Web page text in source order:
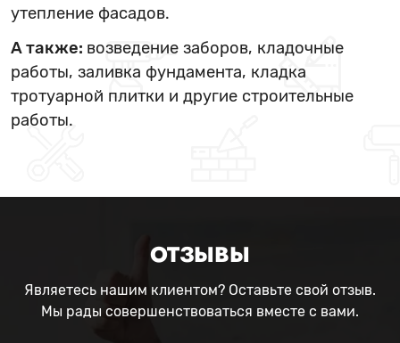
утепление фасадов.
А также: возведение заборов, кладочные
работы, заливка фундамента, кладка
тротуарной плитки и другие строительные
работы.
ОТЗЫВЫ
Являетесь нашим клиентом? Оставьте свой отзыв.
Мы рады совершенствоваться вместе с вами.